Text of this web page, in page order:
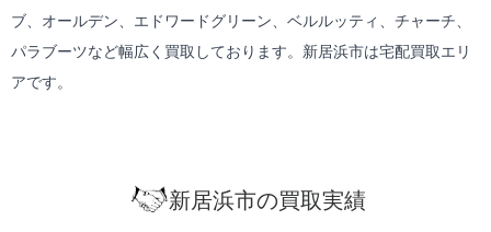
ブ、オールデン、エドワードグリーン、ベルルッティ、チャーチ、
パラブーツなど幅広く買取しております。新居浜市は宅配買取エリ
アです。
新居浜市の買取実績